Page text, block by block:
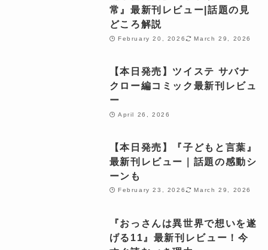
常』最新刊レビュー|話題の見
どころ解説
February 20, 2026 March 29, 2026
【本日発売】ツイステ サバナ
クロー編コミック最新刊レビュ
ー
April 26, 2026
【本日発売】『子どもと言葉』
最新刊レビュー｜話題の感動シ
ーンも
February 23, 2026 March 29, 2026
『おっさんは異世界で想いを遂
げる11』最新刊レビュー！今